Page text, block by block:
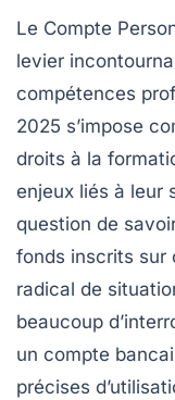
Le Compte
levier
compétences
2025 s’impose
droits à la
enjeux liés à leur
question de
fonds inscrits sur
radical de
beaucoup
un compte
précises